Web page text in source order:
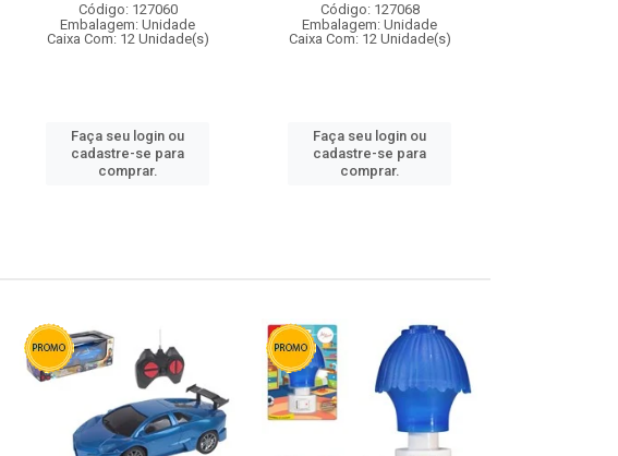
Código: 127060
Embalagem: Unidade
Caixa Com: 12 Unidade(s)
Faça seu login ou
cadastre-se para
comprar.
Código: 127068
Embalagem: Unidade
Caixa Com: 12 Unidade(s)
Faça seu login ou
cadastre-se para
comprar.